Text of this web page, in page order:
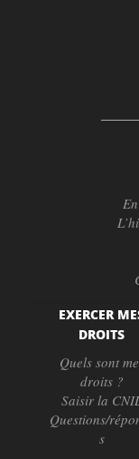
EXERCER
DROITS
Quels sont
droits ?
Saisir la
Questions/
s